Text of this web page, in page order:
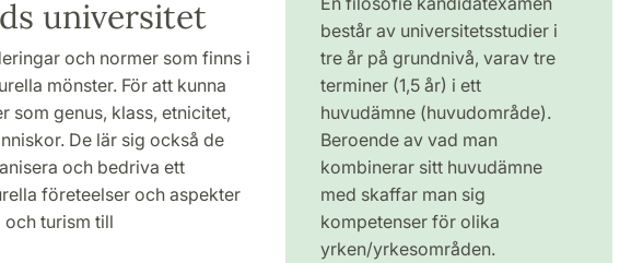
universitet
och normer som finns i
mönster. För att kunna
som genus, klass, etnicitet,
De lär sig också de
och bedriva ett
företeelser och aspekter
turism till
består av universitetsstudier i
tre år på grundnivå, varav tre
terminer (1,5 år) i ett
huvudämne (huvudområde).
Beroende av vad man
kombinerar sitt huvudämne
med skaffar man sig
kompetenser för olika
yrken/yrkesområden.